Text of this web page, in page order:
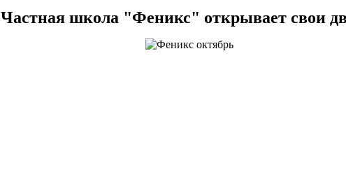
Частная школа "Феникс" открывает свои